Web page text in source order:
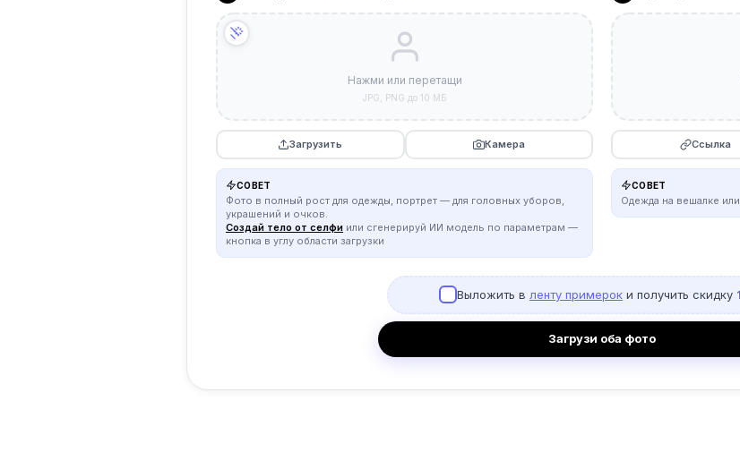
Нажми или перетащи
JPG, PNG до 10 МБ
Загрузить Камера
СОВЕТ
Фото в полный рост для одежды, портрет — для головных уборов,
украшений и очков.
Создай тело от селфи или сгенерируй ИИ модель по параметрам —
кнопка в углу области загрузки
Ссылка
СОВЕТ
Одежда на вешалке
Выложить в ленту примерок и получить скидку
Загрузи оба фото